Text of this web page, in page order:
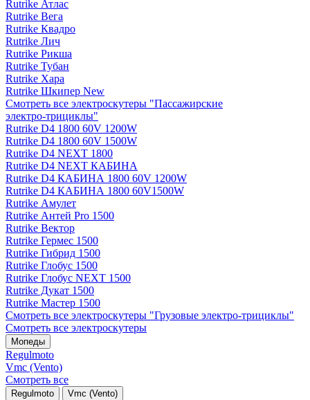
Rutrike Атлас
Rutrike Вега
Rutrike Квадро
Rutrike Лич
Rutrike Рикша
Rutrike Тубан
Rutrike Хара
Rutrike Шкипер New
Смотреть все электро­скутеры "Пассажирские
электро‑трициклы"
Rutrike D4 1800 60V 1200W
Rutrike D4 1800 60V 1500W
Rutrike D4 NEXT 1800
Rutrike D4 NEXT КАБИНА
Rutrike D4 КАБИНА 1800 60V 1200W
Rutrike D4 КАБИНА 1800 60V1500W
Rutrike Амулет
Rutrike Антей Pro 1500
Rutrike Вектор
Rutrike Гермес 1500
Rutrike Гибрид 1500
Rutrike Глобус 1500
Rutrike Глобус NEXT 1500
Rutrike Дукат 1500
Rutrike Мастер 1500
Смотреть все электро­скутеры "Грузовые электро‑трициклы"
Смотреть все электро­скутеры
Мопеды
Regulmoto
Vmc (Vento)
Смотреть все
Regulmoto Vmc (Vento)